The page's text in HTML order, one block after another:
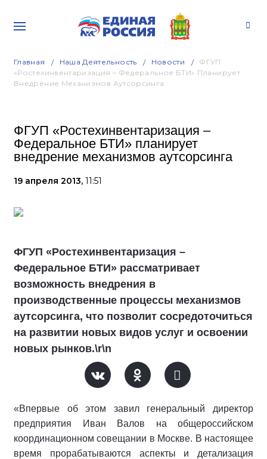
Главная Наша Деятельность Новости
ФГУП
«Ростехинвентаризация – Федеральное БТИ» Планирует
Внедрение Механизмов Аутсорсинга
ФГУП «Ростехинвентаризация –
Федеральное БТИ» планирует
внедрение механизмов аутсорсинга
19 апреля 2013, 11:51
ФГУП «Ростехинвентаризация –
Федеральное БТИ» рассматривает
возможность внедрения в
производственные процессы механизмов
аутсорсинга, что позволит сосредоточиться
на развитии новых видов услуг и освоении
новых рынков.\r\n
«Впервые об этом завил генеральный директор
предприятия Иван Валов на общероссийском
координационном совещании в Москве. В настоящее
время прорабатываются аспекты и детализация